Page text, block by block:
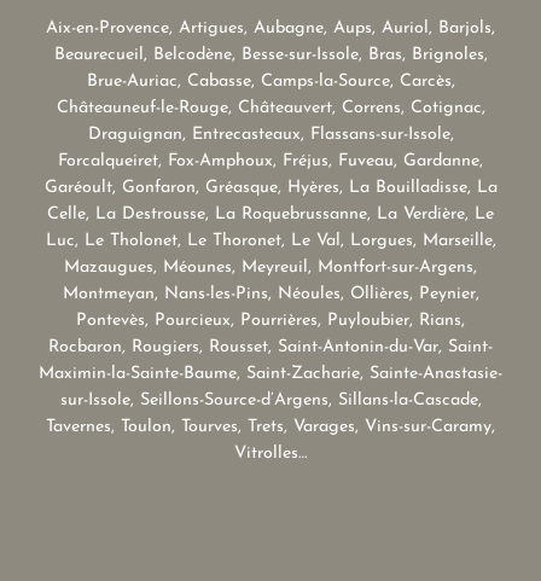
Aix-en-Provence, Artigues, Aubagne, Aups, Auriol, Barjols,
Beaurecueil, Belcodène, Besse-sur-Issole, Bras, Brignoles,
Brue-Auriac, Cabasse, Camps-la-Source, Carcès,
Châteauneuf-le-Rouge, Châteauvert, Correns, Cotignac,
Draguignan, Entrecasteaux, Flassans-sur-Issole,
Forcalqueiret, Fox-Amphoux, Fréjus, Fuveau, Gardanne,
Garéoult, Gonfaron, Gréasque, Hyères, La Bouilladisse, La
Celle, La Destrousse, La Roquebrussanne, La Verdière, Le
Luc, Le Tholonet, Le Thoronet, Le Val, Lorgues, Marseille,
Mazaugues, Méounes, Meyreuil, Montfort-sur-Argens,
Montmeyan, Nans-les-Pins, Néoules, Ollières, Peynier,
Pontevès, Pourcieux, Pourrières, Puyloubier, Rians,
Rocbaron, Rougiers, Rousset, Saint-Antonin-du-Var, Saint-
Maximin-la-Sainte-Baume, Saint-Zacharie, Sainte-Anastasie-
sur-Issole, Seillons-Source-d’Argens, Sillans-la-Cascade,
Tavernes, Toulon, Tourves, Trets, Varages, Vins-sur-Caramy,
Vitrolles…